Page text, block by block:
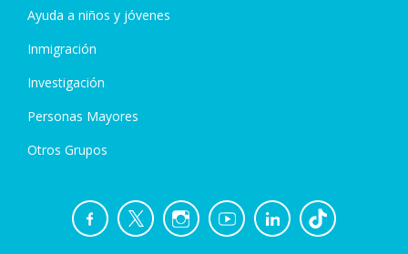
Ayuda a niños y jóvenes
Inmigración
Investigación
Personas Mayores
Otros Grupos